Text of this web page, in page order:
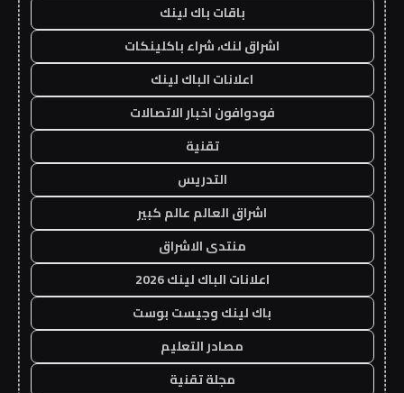
باقات باك لينك
اشراق لنك، شراء باكلينكات
اعلانات الباك لينك
فودوافون اخبار الاتصالات
تقنية
التدريس
اشراق العالم عالم كبير
منتدى الاشراق
اعلانات الباك لينك 2026
باك لينك وجيست بوست
مصادر التعليم
مجلة تقنية